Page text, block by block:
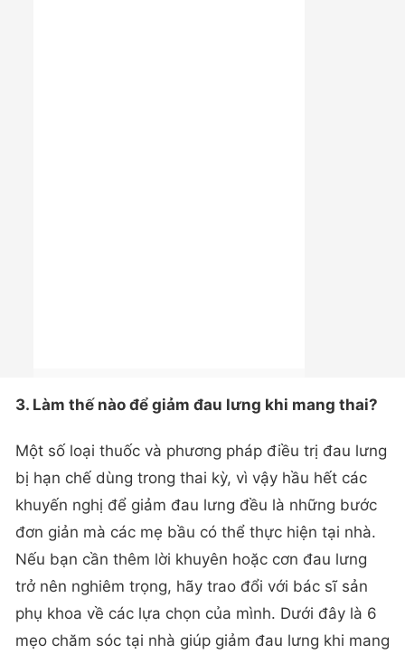
3. Làm thế nào để giảm đau lưng khi mang thai?
Một số loại thuốc và phương pháp điều trị đau lưng
bị hạn chế dùng trong thai kỳ, vì vậy hầu hết các
khuyến nghị để giảm đau lưng đều là những bước
đơn giản mà các mẹ bầu có thể thực hiện tại nhà.
Nếu bạn cần thêm lời khuyên hoặc cơn đau lưng
trở nên nghiêm trọng, hãy trao đổi với bác sĩ sản
phụ khoa về các lựa chọn của mình. Dưới đây là 6
mẹo chăm sóc tại nhà giúp giảm đau lưng khi mang